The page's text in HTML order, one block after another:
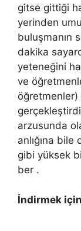
gitse gittiği
yerinden
buluşmanın
dakika
yeteneğini
ve
arzusunda
anlığına bile
gibi yüksek
ber .
İndirmek